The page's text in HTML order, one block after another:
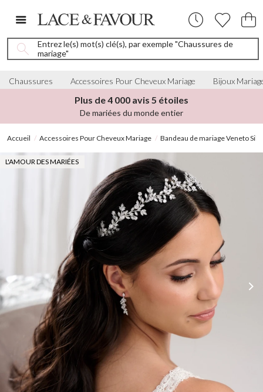
Entrez le(s) mot(s) clé(s), par exemple "Chaussures de
mariage"
Chaussures Accessoires Pour Cheveux Mariage Bijoux
Plus de 4 000 avis 5 étoiles
De mariées du monde entier
Accueil Accessoires Pour Cheveux Mariage Bandeau de mariage Veneto
L'AMOUR DES MARIÉES